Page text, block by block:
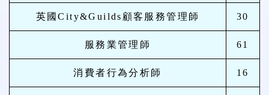
英國City&Guilds顧客服務管理師 30
服務業管理師 61
消費者行為分析師 16